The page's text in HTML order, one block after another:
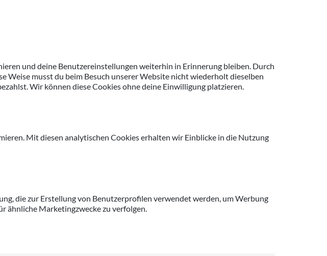
und deine Benutzereinstellungen weiterhin in Erinnerung bleiben. Durch
Weise musst du beim Besuch unserer Website nicht wiederholt dieselben
Wir können diese Cookies ohne deine Einwilligung platzieren.
Mit diesen analytischen Cookies erhalten wir Einblicke in die Nutzung
die zur Erstellung von Benutzerprofilen verwendet werden, um Werbung
ähnliche Marketingzwecke zu verfolgen.